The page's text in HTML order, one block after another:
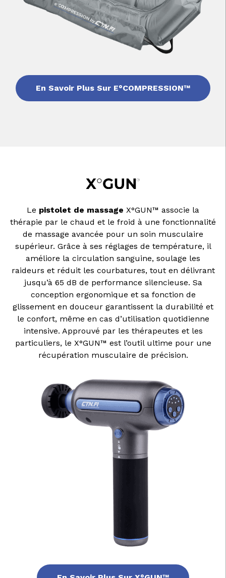
En Savoir Plus Sur E°COMPRESSION™
Le pistolet de massage X°GUN™ associe la
thérapie par le chaud et le froid à une fonctionnalité
de massage avancée pour un soin musculaire
supérieur. Grâce à ses réglages de température, il
améliore la circulation sanguine, soulage les
raideurs et réduit les courbatures, tout en délivrant
jusqu’à 65 dB de performance silencieuse. Sa
conception ergonomique et sa fonction de
glissement en douceur garantissent la durabilité et
le confort, même en cas d’utilisation quotidienne
intensive. Approuvé par les thérapeutes et les
particuliers, le X°GUN™ est l’outil ultime pour une
récupération musculaire de précision.